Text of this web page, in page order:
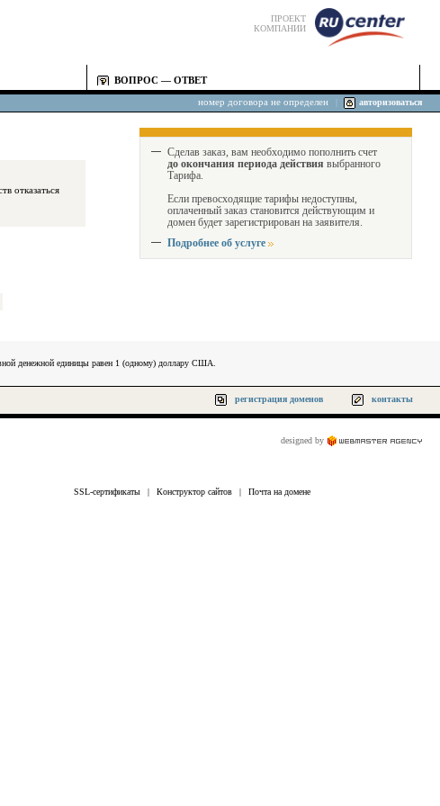
ПРОЕКТ
КОМПАНИИ
ВОПРОС — ОТВЕТ
номер договора не определен авторизоваться
Сделав заказ, вам необходимо пополнить счет
до окончания периода действия выбранного
Тарифа.
Если превосходящие тарифы недоступны,
оплаченный заказ становится действующим и
домен будет зарегистрирован на заявителя.
Подробнее об услуге
денежной единицы равен 1 (одному) доллару США.
регистрация доменов контакты
designed by
SSL-сертификаты | Конструктор сайтов | Почта на домене